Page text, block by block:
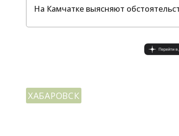
На Камчатке выясняют
ХАБАРОВСК